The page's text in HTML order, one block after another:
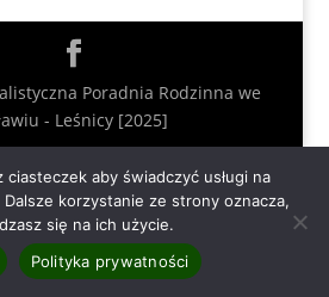
Poradnia Rodzinna we
- Leśnicy [2025]
ciasteczek aby świadczyć usługi na
korzystanie ze strony oznacza,
się na ich użycie.
Polityka prywatności